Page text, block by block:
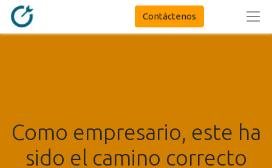
Contáctenos
Como empresario, este ha
sido el camino correcto